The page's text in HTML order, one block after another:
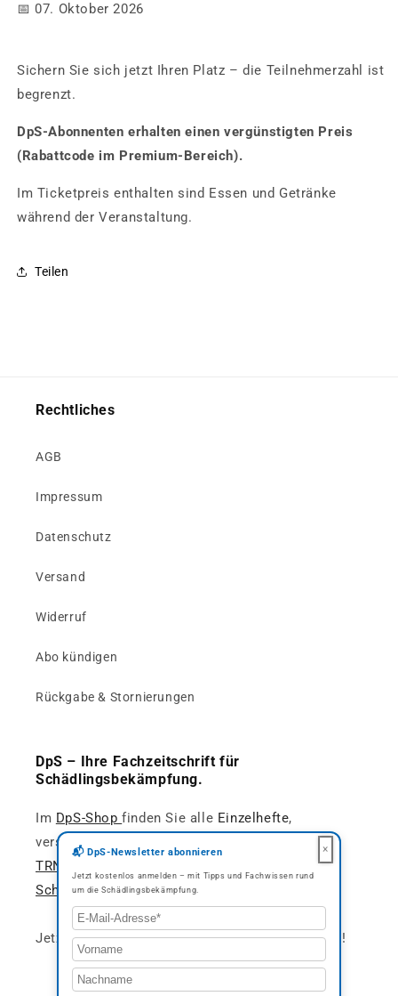
📅 07. Oktober 2026
Sichern Sie sich jetzt Ihren Platz – die Teilnehmerzahl ist
begrenzt.
DpS-Abonnenten erhalten einen vergünstigten Preis
(Rabattcode im Premium-Bereich).
Im Ticketpreis enthalten sind Essen und Getränke
während der Veranstaltung.
Teilen
Rechtliches
AGB
Impressum
Datenschutz
Versand
Widerruf
Abo kündigen
Rückgabe & Stornierungen
DpS – Ihre Fachzeitschrift für
Schädlingsbekämpfung.
Im DpS-Shopfinden Sie alle Einzelhefte,
verschiedene Abo-Modelle sowie das Fachbuch
TRNS – Technische Regeln & Normen der
Schädlingsbekämpfung.
Jetzt bestellen und praxisnah informiert bleiben!
×
📬 DpS-Newsletter abonnieren
Jetzt kostenlos anmelden – mit Tipps und Fachwissen rund
um die Schädlingsbekämpfung.